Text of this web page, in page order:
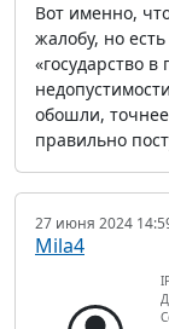
Вот именно,
жалобу, но
«государство в
обошли,
правильно
27 июня 2024
Mila4